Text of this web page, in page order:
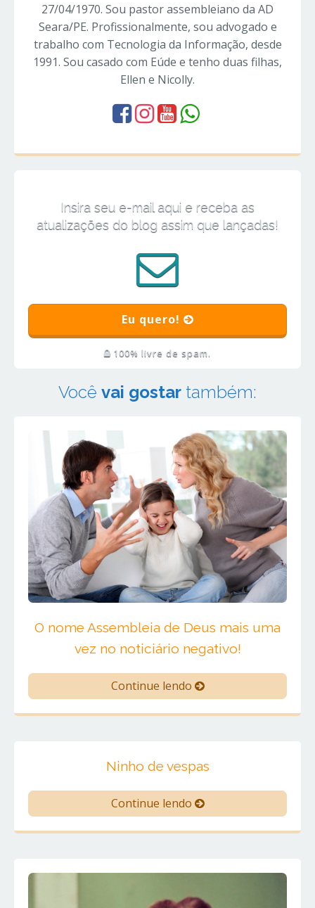
27/04/1970. Sou pastor assembleiano da AD
Seara/PE. Profissionalmente, sou advogado e
trabalho com Tecnologia da Informação, desde
1991. Sou casado com Eúde e tenho duas filhas,
Ellen e Nicolly.
Insira seu e-mail aqui e receba as
atualizações do blog assim que lançadas!
Eu quero!
100% livre de spam.
Você vai gostar também:
O nome Assembleia de Deus mais uma
vez no noticiário negativo!
Continue lendo
Ninho de vespas
Continue lendo